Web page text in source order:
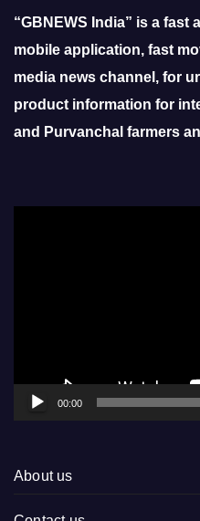
“GBNEWS India” is a fast
mobile application, fast
media news channel, for
product information for
and Purvanchal farmers
00:00
About us